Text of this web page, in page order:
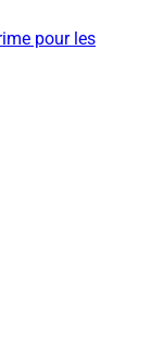
pour les